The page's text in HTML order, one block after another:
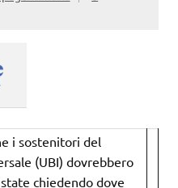
i sostenitori del
(UBI) dovrebbero
chiedendo dove